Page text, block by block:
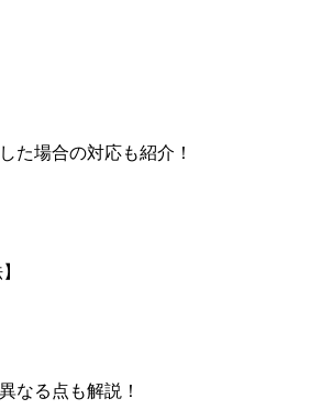
た場合の対応も紹介！
なる点も解説！